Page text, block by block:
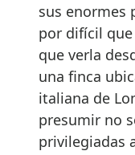
sus enormes
por difícil
que verla
una finca
italiana de
presumir no
privilegiadas